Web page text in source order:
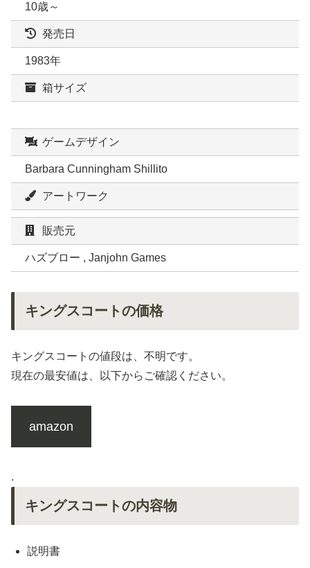
10歳～
発売日
1983年
箱サイズ
ゲームデザイン
Barbara Cunningham Shillito
アートワーク
販売元
ハズブロー , Janjohn Games
キングスコートの価格
キングスコートの値段は、不明です。
現在の最安値は、以下からご確認ください。
amazon
.
キングスコートの内容物
説明書